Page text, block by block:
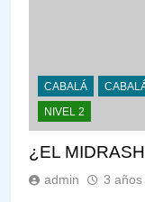
CABALÁ
NIVEL 2
¿EL
admin 3 años